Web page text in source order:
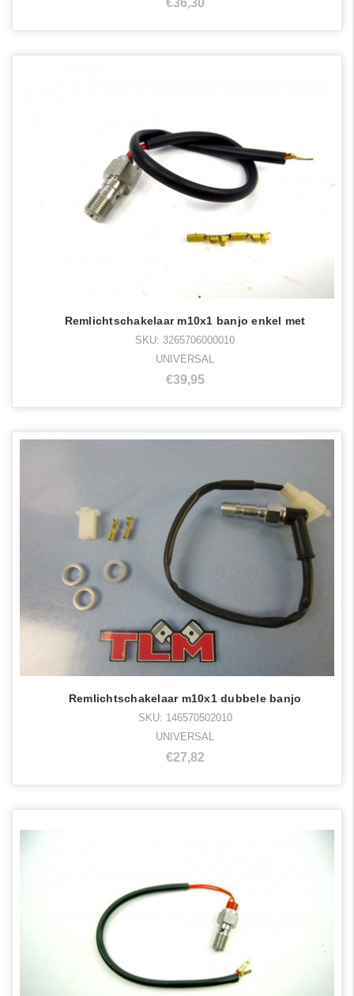
Remlichtschakelaar m10x1 banjo enkel met
SKU: 3265706000010
UNIVERSAL
€39,95
Remlichtschakelaar m10x1 dubbele banjo
SKU: 146570502010
UNIVERSAL
€27,82